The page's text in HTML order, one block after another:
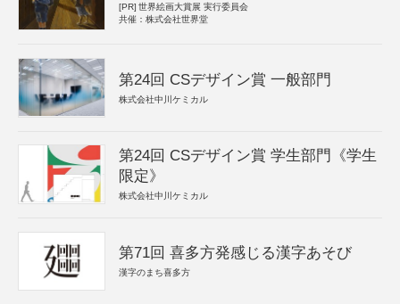
[PR] 世界絵画大賞展 実行委員会
共催：株式会社世界堂
第24回 CSデザイン賞 一般部門
株式会社中川ケミカル
第24回 CSデザイン賞 学生部門《学生
限定》
株式会社中川ケミカル
第71回 喜多方発感じる漢字あそび
漢字のまち喜多方